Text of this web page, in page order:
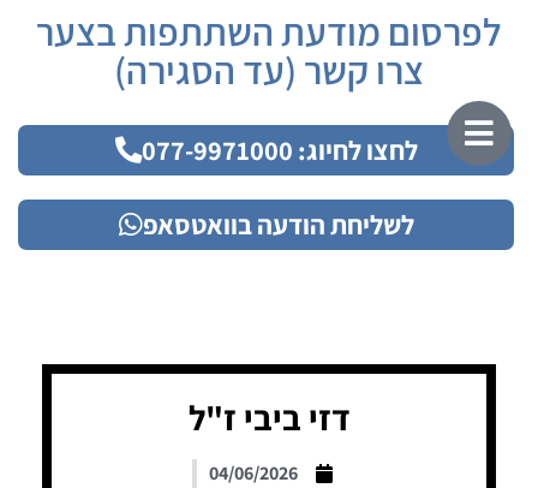
לפרסום מודעת השתתפות בצער
צרו קשר (עד הסגירה)
לחצו לחיוג: 077-9971000
לשליחת הודעה בוואטסאפ
דזי ביבי ז"ל
04/06/2026